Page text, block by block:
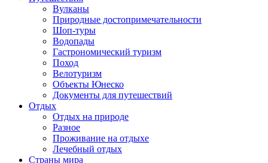
Вулканы
Природные достопримечательности
Шоп-туры
Водопады
Гастрономический туризм
Поход
Велотуризм
Объекты Юнеско
Документы для путешествий
Отдых
Отдых на природе
Разное
Проживание на отдыхе
Лечебный отдых
Страны мира